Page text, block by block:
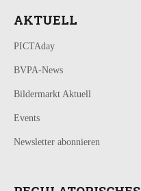
AKTUELL
PICTAday
BVPA-News
Bildermarkt Aktuell
Events
Newsletter abonnieren